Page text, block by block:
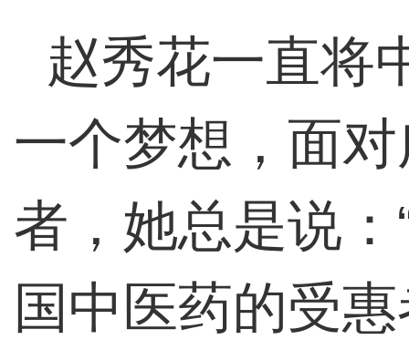
赵秀花一直将
一个梦想，面
者，她总是说
国中医药的受